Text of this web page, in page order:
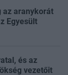
az aranykorát
Egyesült
és az
vezetőit